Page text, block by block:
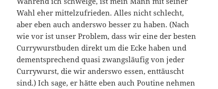
Wahl eher mittelzufrieden. Alles nicht schlecht,
aber eben auch anderswo besser zu haben. (Nach
wie vor ist unser Problem, dass wir eine der besten
Currywurstbuden direkt um die Ecke haben und
dementsprechend quasi zwangsläufig von jeder
Currywurst, die wir anderswo essen, enttäuscht
sind.) Ich sage, er hätte eben auch Poutine nehmen